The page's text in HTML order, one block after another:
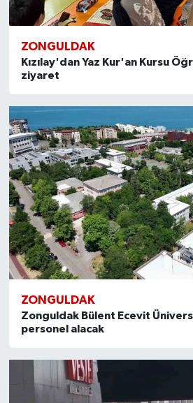
ZONGULDAK
Kızılay'dan Yaz Kur'an Kursu
ziyaret
ZONGULDAK
Zonguldak Bülent Ecevit
personel alacak